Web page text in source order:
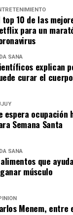
top 10 de las
para un
SANA
explican
curar el cuerpo
espera ocupación
Semana Santa
SANA
que
músculo
Menem, entre